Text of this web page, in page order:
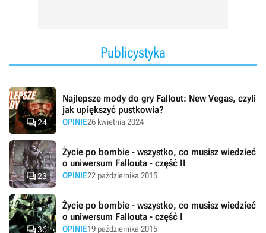
Publicystyka
24
Najlepsze mody do gry Fallout: New Vegas, czyli
jak upiększyć pustkowia?
OPINIE26 kwietnia 2024
23
Życie po bombie - wszystko, co musisz wiedzieć
o uniwersum Fallouta - część II
OPINIE22 października 2015
36
Życie po bombie - wszystko, co musisz wiedzieć
o uniwersum Fallouta - część I
OPINIE19 października 2015